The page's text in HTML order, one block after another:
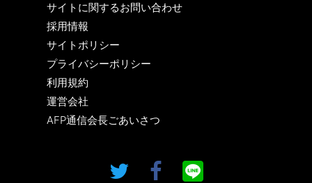
サイトに関するお問い合わせ
採用情報
サイトポリシー
プライバシーポリシー
利用規約
運営会社
AFP通信会長ごあいさつ